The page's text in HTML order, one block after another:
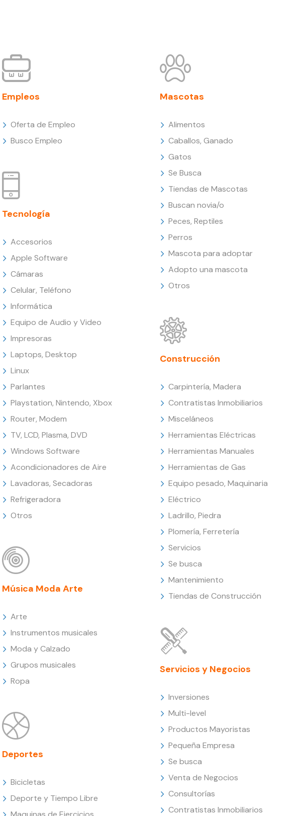
Empleos
Oferta de Empleo
Busco Empleo
Tecnología
Accesorios
Apple Software
Cámaras
Celular, Teléfono
Informática
Equipo de Audio y Video
Impresoras
Laptops, Desktop
Linux
Parlantes
Playstation, Nintendo, Xbox
Router, Modem
TV, LCD, Plasma, DVD
Windows Software
Acondicionadores de Aire
Lavadoras, Secadoras
Refrigeradora
Otros
Música Moda Arte
Arte
Instrumentos musicales
Moda y Calzado
Grupos musicales
Ropa
Deportes
Bicicletas
Deporte y Tiempo Libre
Mascotas
Alimentos
Caballos, Ganado
Gatos
Se Busca
Tiendas de Mascotas
Buscan novia/o
Peces, Reptiles
Perros
Mascota para adoptar
Adopto una mascota
Otros
Construcción
Carpintería, Madera
Contratistas Inmobiliarios
Misceláneos
Herramientas Eléctricas
Herramientas Manuales
Herramientas de Gas
Equipo pesado, Maquinaria
Eléctrico
Ladrillo, Piedra
Plomería, Ferretería
Servicios
Se busca
Mantenimiento
Tiendas de Construcción
Servicios y Negocios
Inversiones
Multi-level
Productos Mayoristas
Pequeña Empresa
Se busca
Venta de Negocios
Consultorías
Contratistas Inmobiliarios